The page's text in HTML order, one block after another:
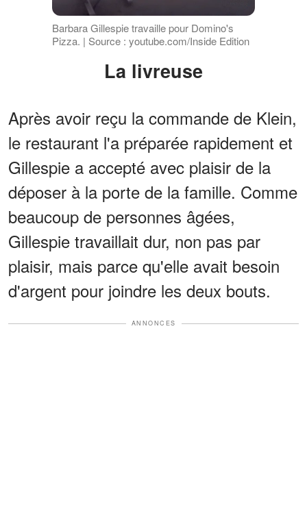
Barbara Gillespie travaille pour Domino's
Pizza. | Source : youtube.com/Inside Edition
La livreuse
Après avoir reçu la commande de Klein,
le restaurant l'a préparée rapidement et
Gillespie a accepté avec plaisir de la
déposer à la porte de la famille. Comme
beaucoup de personnes âgées,
Gillespie travaillait dur, non pas par
plaisir, mais parce qu'elle avait besoin
d'argent pour joindre les deux bouts.
ANNONCES